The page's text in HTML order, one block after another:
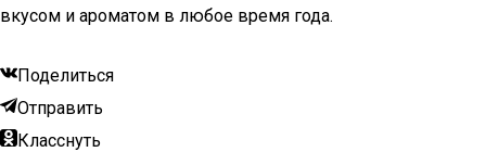
вкусом и ароматом в любое время года.
Поделиться
Отправить
Класснуть